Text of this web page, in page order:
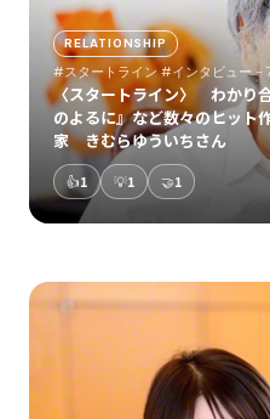
RELATIONSHIP
#スタートライン #インタビュー -
〈スタートライン〉 わかり
のよるに』など数々のヒット
家 きむらゆういちさん
👍1 💡1 🤝1